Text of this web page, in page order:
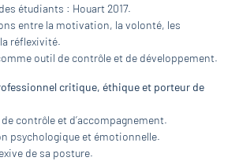
étudiants : Houart 2017.
entre la motivation, la volonté, les
réflexivité.
outil de contrôle et de développement.
critique, éthique et porteur de
contrôle et d’accompagnement.
psychologique et émotionnelle.
de sa posture.